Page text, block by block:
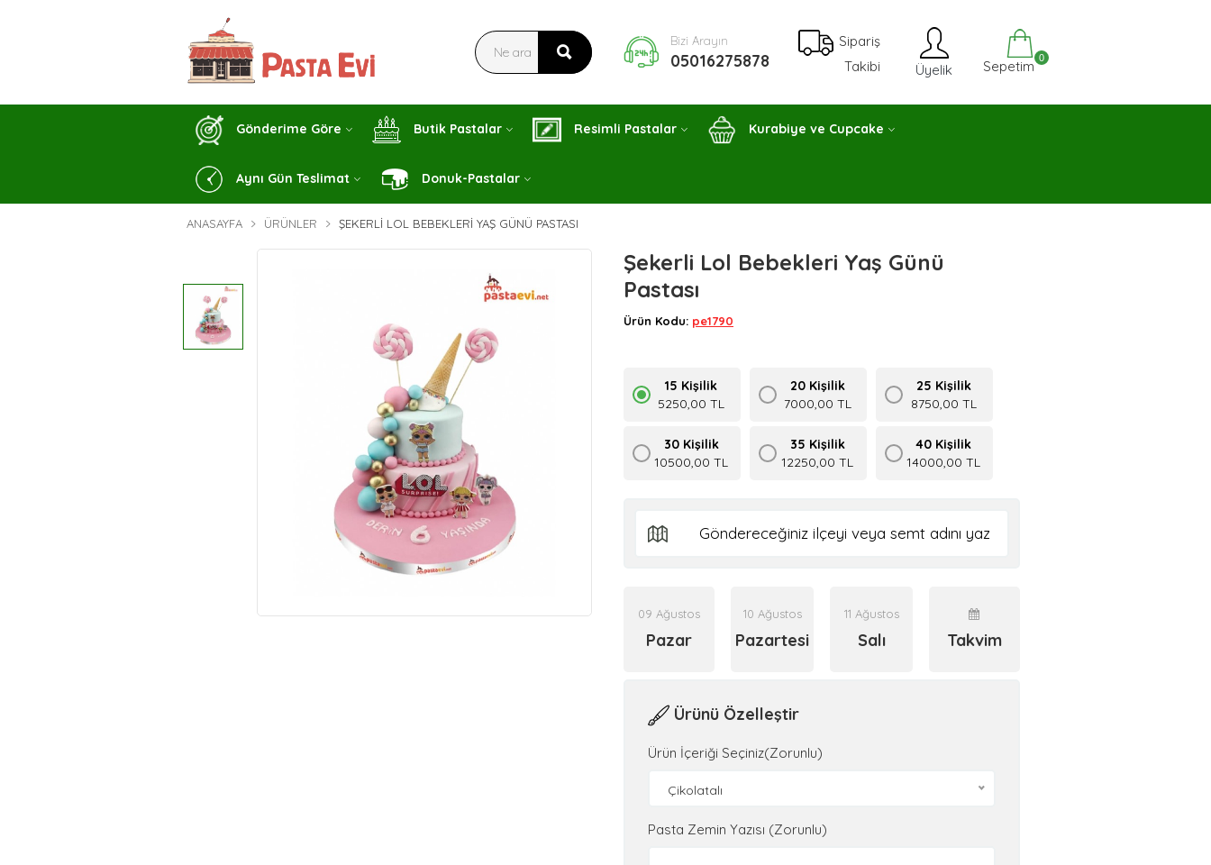
Sipariş
Takibi
Bizi Arayın
05016275878 Üyelik Sepetim 0
Gönderime Göre Butik Pastalar Resimli Pastalar Kurabiye ve Cupcake
Aynı Gün Teslimat Donuk-Pastalar
ANASAYFA ÜRÜNLER ŞEKERLI LOL BEBEKLERI YAŞ GÜNÜ PASTASI
Şekerli Lol Bebekleri Yaş Günü
Pastası
Ürün Kodu: pe1790
15 Kişilik
5250,00 TL
20 Kişilik
7000,00 TL
25 Kişilik
8750,00 TL
30 Kişilik
10500,00 TL
35 Kişilik
12250,00 TL
40 Kişilik
14000,00 TL
09 Ağustos
Pazar
10 Ağustos
Pazartesi
11 Ağustos
Salı Takvim
Ürünü Özelleştir
Ürün İçeriği Seçiniz(Zorunlu)
Çikolatalı
Pasta Zemin Yazısı (Zorunlu)